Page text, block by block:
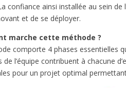
confiance ainsi installée au sein
et de se déployer.
marche cette méthode ?
comporte 4 phases essentielles
de l’équipe contribuent à chacune
pour un projet optimal